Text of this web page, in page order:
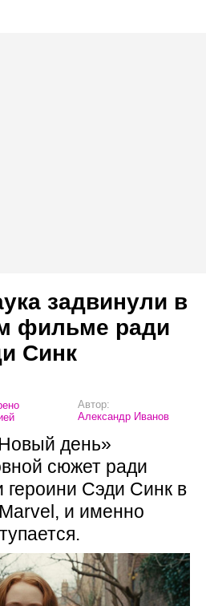
задвинули в
фильме ради
Синк
Автор:
Александр Иванов
день»
сюжет ради
героини Сэди Синк в
и именно